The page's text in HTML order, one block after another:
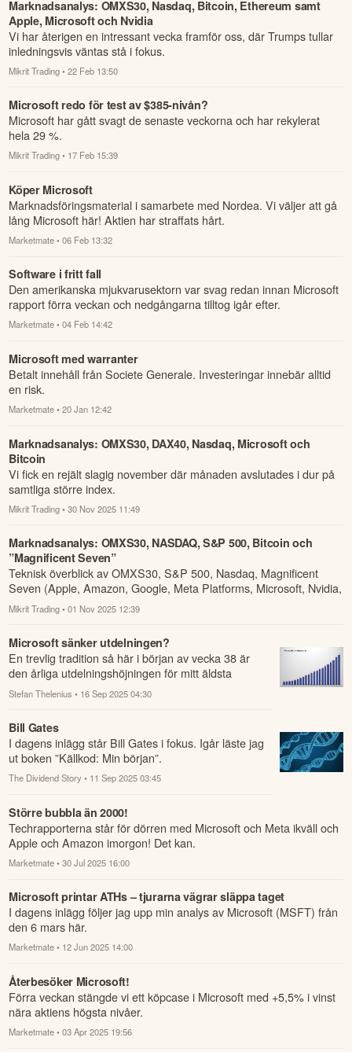
Marknadsanalys: OMXS30, Nasdaq, Bitcoin, Ethereum samt
Apple, Microsoft och Nvidia
Vi har återigen en intressant vecka framför oss, där Trumps tullar
inledningsvis väntas stå i fokus.
Mikrit Trading • 22 Feb 13:50
Microsoft redo för test av $385-nivån?
Microsoft har gått svagt de senaste veckorna och har rekylerat
hela 29 %.
Mikrit Trading • 17 Feb 15:39
Köper Microsoft
Marknadsföringsmaterial i samarbete med Nordea. Vi väljer att gå
lång Microsoft här! Aktien har straffats hårt.
Marketmate • 06 Feb 13:32
Software i fritt fall
Den amerikanska mjukvarusektorn var svag redan innan Microsoft
rapport förra veckan och nedgångarna tilltog igår efter.
Marketmate • 04 Feb 14:42
Microsoft med warranter
Betalt innehåll från Societe Generale. Investeringar innebär alltid
en risk.
Marketmate • 20 Jan 12:42
Marknadsanalys: OMXS30, DAX40, Nasdaq, Microsoft och
Bitcoin
Vi fick en rejält slagig november där månaden avslutades i dur på
samtliga större index.
Mikrit Trading • 30 Nov 2025 11:49
Marknadsanalys: OMXS30, NASDAQ, S&P 500, Bitcoin och
”Magnificent Seven”
Teknisk överblick av OMXS30, S&P 500, Nasdaq, Magnificent
Seven (Apple, Amazon, Google, Meta Platforms, Microsoft, Nvidia,
Tesla) samt Bitco...
Mikrit Trading • 01 Nov 2025 12:39
Microsoft sänker utdelningen?
En trevlig tradition så här i början av vecka 38 är
den årliga utdelningshöjningen för mitt äldsta
innehav Microsoft.
Stefan Thelenius • 16 Sep 2025 04:30
Bill Gates
I dagens inlägg står Bill Gates i fokus. Igår läste jag
ut boken ”Källkod: Min början”.
The Dividend Story • 11 Sep 2025 03:45
Större bubbla än 2000!
Techrapporterna står för dörren med Microsoft och Meta ikväll och
Apple och Amazon imorgon! Det kan.
Marketmate • 30 Jul 2025 16:00
Microsoft printar ATHs – tjurarna vägrar släppa taget
I dagens inlägg följer jag upp min analys av Microsoft (MSFT) från
den 6 mars här.
Marketmate • 12 Jun 2025 14:00
Återbesöker Microsoft!
Förra veckan stängde vi ett köpcase i Microsoft med +5,5% i vinst
nära aktiens högsta nivåer.
Marketmate • 03 Apr 2025 19:56